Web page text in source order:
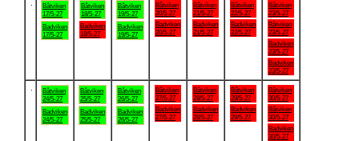
Båtviken
17/5-27
Badviken
17/5-27
Båtviken
18/5-27
Badviken
18/5-27
Båtviken
19/5-27
Badviken
19/5-27
Båtviken
20/5-27
Badviken
20/5-27
Båtviken
21/5-27
Badviken
21/5-27
Båtviken
22/5-27
Badviken
22/5-27
Båtviken
23/5-27
Båtviken
23/5-27
Badviken
23/5-27
Badviken
23/5-27
Båtviken
24/5-27
Badviken
24/5-27
Båtviken
25/5-27
Badviken
25/5-27
Båtviken
26/5-27
Badviken
26/5-27
Båtviken
27/5-27
Badviken
27/5-27
Båtviken
28/5-27
Badviken
28/5-27
Båtviken
29/5-27
Badviken
29/5-27
Båtviken
30/5-27
Båtviken
30/5-27
Badviken
30/5-27